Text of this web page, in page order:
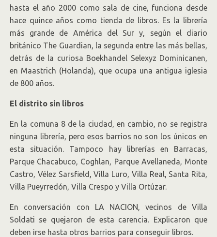
hasta el año 2000 como sala de cine, funciona desde
hace quince años como tienda de libros. Es la librería
más grande de América del Sur y, según el diario
británico The Guardian, la segunda entre las más bellas,
detrás de la curiosa Boekhandel Selexyz Dominicanen,
en Maastrich (Holanda), que ocupa una antigua iglesia
de 800 años.
El distrito sin libros
En la comuna 8 de la ciudad, en cambio, no se registra
ninguna librería, pero esos barrios no son los únicos en
esta situación. Tampoco hay librerías en Barracas,
Parque Chacabuco, Coghlan, Parque Avellaneda, Monte
Castro, Vélez Sarsfield, Villa Luro, Villa Real, Santa Rita,
Villa Pueyrredón, Villa Crespo y Villa Ortúzar.
En conversación con LA NACION, vecinos de Villa
Soldati se quejaron de esta carencia. Explicaron que
deben irse hasta otros barrios para conseguir libros.